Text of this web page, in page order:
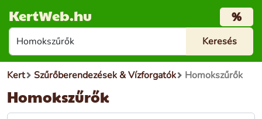
KertWeb.hu %
Kert Szűrőberendezések & Vízforgatók Homokszűrők
Homokszűrők